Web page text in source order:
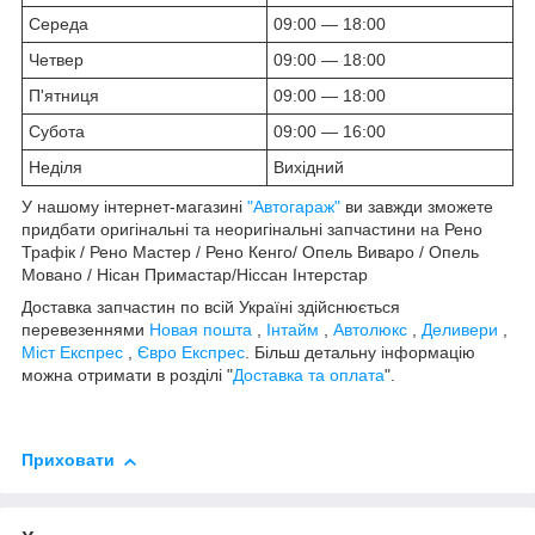
Середа
09:00 — 18:00
Четвер
09:00 — 18:00
П'ятниця
09:00 — 18:00
Субота
09:00 — 16:00
Неділя
Вихідний
У нашому інтернет-магазині "Автогараж" ви завжди зможете
придбати оригінальні та неоригінальні запчастини на Рено
Трафік / Рено Мастер / Рено Кенго/ Опель Виваро / Опель
Мовано / Нісан Примастар/Ніссан Інтерстар
Доставка запчастин по всій Україні здійснюється
перевезеннями Новая пошта Інтайм Автолюкс Деливери
Міст Експрес
Євро Експрес . Більш детальну інформацію
можна отримати в розділі "Доставка та оплата".
Приховати